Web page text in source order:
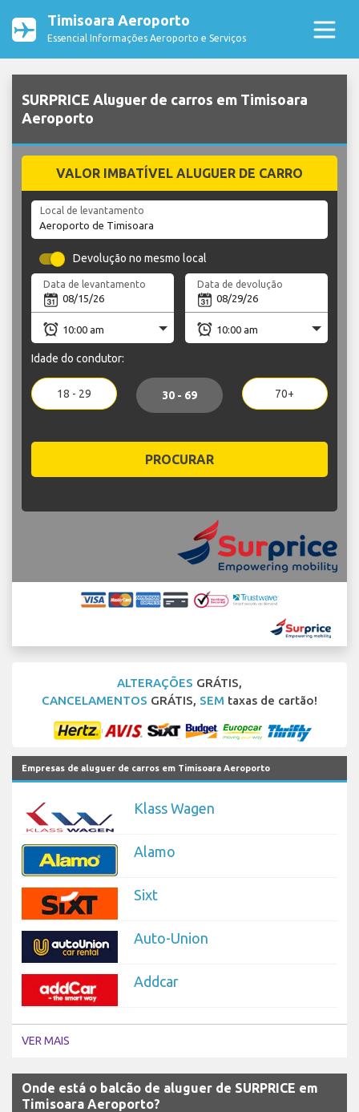
Timisoara Aeroporto
Essencial Informações Aeroporto e Serviços
SURPRICE Aluguer de carros em Timisoara
Aeroporto
VALOR IMBATÍVEL ALUGUER DE CARRO
Local de levantamento
Devolução no mesmo local
Data de levantamento Data de devolução
Idade do condutor:
18 - 29 30 - 69 70+
PROCURAR
ALTERAÇÕES GRÁTIS,
CANCELAMENTOS GRÁTIS, SEM taxas de cartão!
Empresas de aluguer de carros em Timisoara Aeroporto
Klass Wagen
Alamo
Sixt
Auto-Union
Addcar
VER MAIS
Onde está o balcão de aluguer de SURPRICE em
Timisoara Aeroporto?